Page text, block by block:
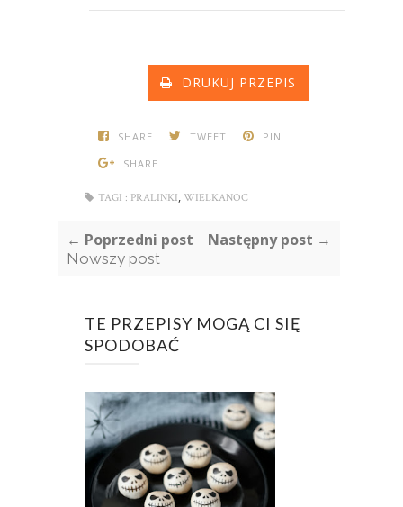
DRUKUJ PRZEPIS
SHARE TWEET
PIN
SHARE
TAGI : PRALINKI, WIELKANOC
← Poprzedni post
Nowszy post
Następny post →
TE PRZEPISY MOGĄ CI SIĘ
SPODOBAĆ